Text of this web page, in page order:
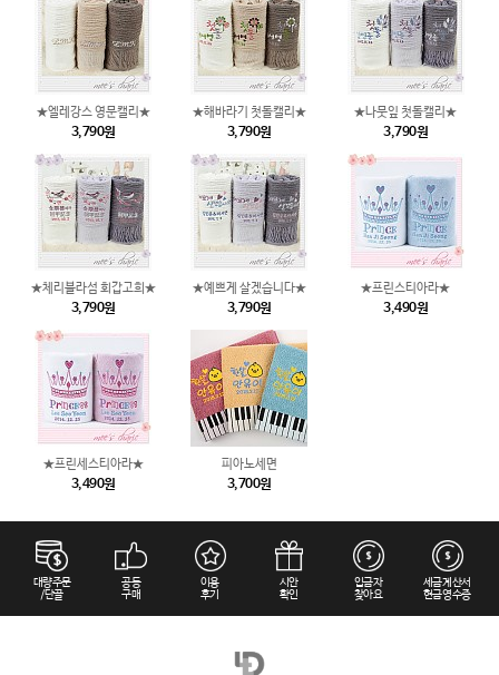
★엘레강스 영문캘리★
3,790원
★해바라기 첫돌캘리★
3,790원
★나뭇잎 첫돌캘리★
3,790원
★체리블라섬 회갑고희★
3,790원
★예쁘게 살겠습니다★
3,790원
★프린스티아라★
3,490원
★프린세스티아라★
3,490원
피아노세면
3,700원
대량주문
/단골
공동
구매
이용
후기
시안
확인
입금자
찾아요
세금계산서
현금영수증